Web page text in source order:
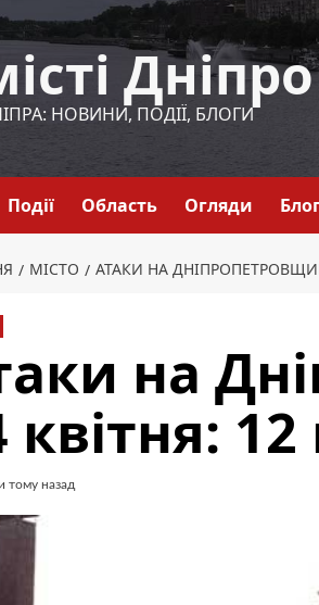
Дніпро
НОВИНИ, ПОДІЇ, БЛОГИ
Події Область Огляди
МІСТО АТАКИ НА
на
квітня:
тому назад